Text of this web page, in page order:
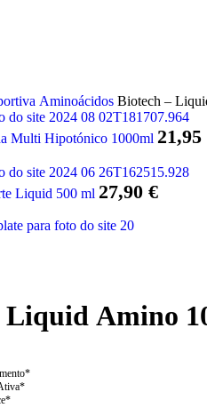
Aminoácidos Biotech –
Multi Hipotónico 1000ml 21,95
Liquid 500 ml 27,90 €
Liquid Amino